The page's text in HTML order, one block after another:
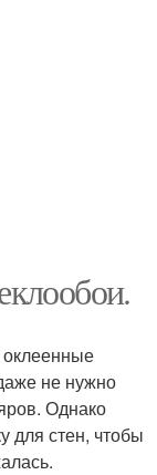
оклеенные
не нужно
Однако
для стен, чтобы